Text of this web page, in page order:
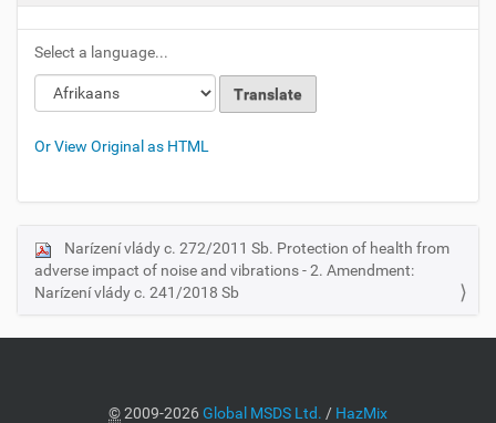
Select a language...
Or View Original as HTML
N
a
i
Narízení vlády c. 272/2011 Sb. Protection of health from
adverse impact of noise and vibrations - 2. Amendment:
Narízení vlády c. 241/2018 Sb
©2009-2026Global MSDS Ltd. / HazMix